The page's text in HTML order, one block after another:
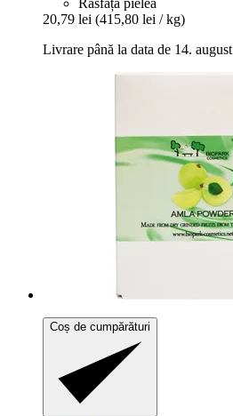
Răsfață pielea
20,79 lei (415,80 lei / kg)
Livrare până la data de 14. august
Coș de cumpărături